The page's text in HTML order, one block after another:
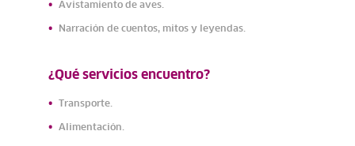
Avistamiento de aves.
Narración de cuentos, mitos y leyendas.
¿Qué servicios encuentro?
Transporte.
Alimentación.